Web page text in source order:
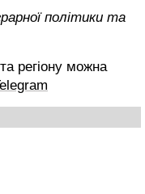
політики та
регіону можна